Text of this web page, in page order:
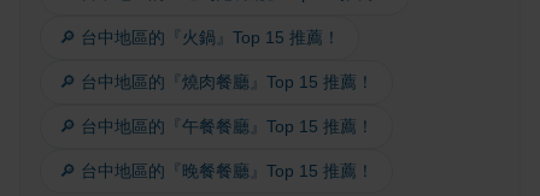
🔎 台中地區的『火鍋』Top 15 推薦！
🔎 台中地區的『燒肉餐廳』Top 15 推薦！
🔎 台中地區的『午餐餐廳』Top 15 推薦！
🔎 台中地區的『晚餐餐廳』Top 15 推薦！